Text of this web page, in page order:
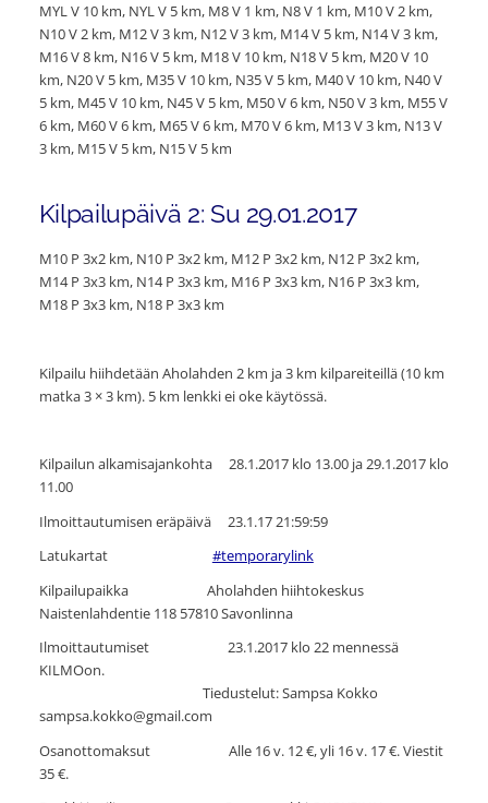
MYL V 10 km, NYL V 5 km, M8 V 1 km, N8 V 1 km, M10 V 2 km,
N10 V 2 km, M12 V 3 km, N12 V 3 km, M14 V 5 km, N14 V 3 km,
M16 V 8 km, N16 V 5 km, M18 V 10 km, N18 V 5 km, M20 V 10
km, N20 V 5 km, M35 V 10 km, N35 V 5 km, M40 V 10 km, N40 V
5 km, M45 V 10 km, N45 V 5 km, M50 V 6 km, N50 V 3 km, M55 V
6 km, M60 V 6 km, M65 V 6 km, M70 V 6 km, M13 V 3 km, N13 V
3 km, M15 V 5 km, N15 V 5 km
Kilpailupäivä 2: Su 29.01.2017
M10 P 3x2 km, N10 P 3x2 km, M12 P 3x2 km, N12 P 3x2 km,
M14 P 3x3 km, N14 P 3x3 km, M16 P 3x3 km, N16 P 3x3 km,
M18 P 3x3 km, N18 P 3x3 km
Kilpailu hiihdetään Aholahden 2 km ja 3 km kilpareiteillä (10 km
matka 3 × 3 km). 5 km lenkki ei oke käytössä.
Kilpailun alkamisajankohta 28.1.2017 klo 13.00 ja 29.1.2017 klo
11.00
Ilmoittautumisen eräpäivä 23.1.17 21:59:59
Latukartat #temporarylink
Kilpailupaikka Aholahden hiihtokeskus
Naistenlahdentie 118 57810 Savonlinna
Ilmoittautumiset 23.1.2017 klo 22 mennessä
KILMOon.
Tiedustelut: Sampsa Kokko
sampsa.kokko@gmail.com
Osanottomaksut Alle 16 v. 12 €, yli 16 v. 17 €. Viestit
35 €.